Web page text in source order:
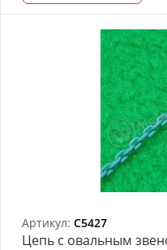
Артикул: C5427
Цепь с овальным